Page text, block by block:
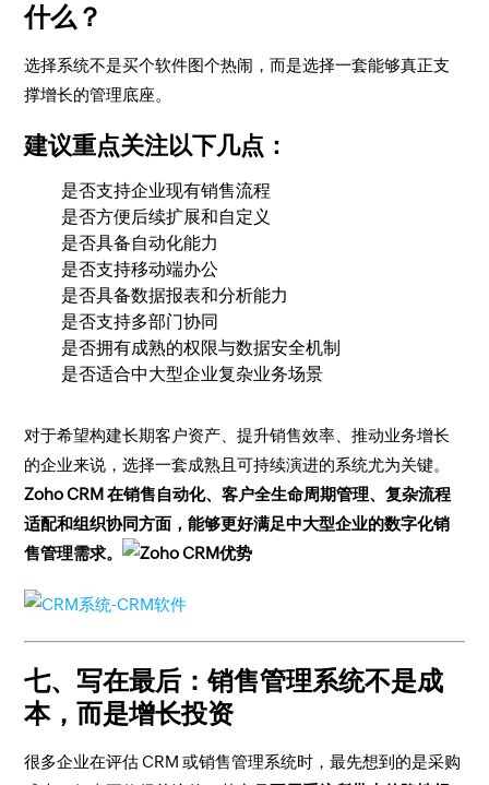
什么？
选择系统不是买个软件图个热闹，而是选择一套能够真正支
撑增长的管理底座。
建议重点关注以下几点：
是否支持企业现有销售流程
是否方便后续扩展和自定义
是否具备自动化能力
是否支持移动端办公
是否具备数据报表和分析能力
是否支持多部门协同
是否拥有成熟的权限与数据安全机制
是否适合中大型企业复杂业务场景
对于希望构建长期客户资产、提升销售效率、推动业务增长
的企业来说，选择一套成熟且可持续演进的系统尤为关键。
Zoho CRM 在销售自动化、客户全生命周期管理、复杂流程
适配和组织协同方面，能够更好满足中大型企业的数字化销
售管理需求。
七、写在最后：销售管理系统不是成
本，而是增长投资
很多企业在评估 CRM 或销售管理系统时，最先想到的是采购